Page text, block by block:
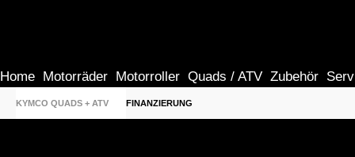
Home Motorräder Motorroller Quads / ATV Zubehör
KYMCO QUADS + ATV FINANZIERUNG